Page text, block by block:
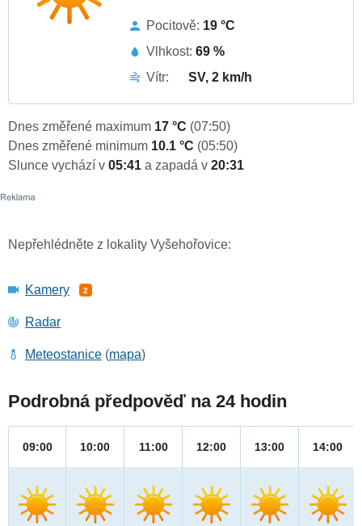
Pocitově: 19 °C
Vlhkost: 69 %
Vítr:
SV, 2 km/h
Dnes změřené maximum 17 °C (07:50)
Dnes změřené minimum 10.1 °C (05:50)
Slunce vychází v 05:41 a zapadá v 20:31
Nepřehlédněte z lokality Vyšehořovice:
Kamery 2
Radar
Meteostanice (mapa)
Podrobná předpověď na 24 hodin
09:00 10:00 11:00 12:00 13:00 14:00